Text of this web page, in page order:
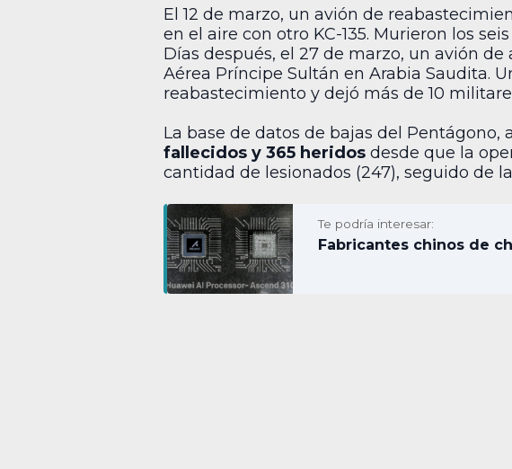
El 12 de marzo, un avión de
en el aire con otro KC-135. Murieron los
Días después, el 27 de marzo, un avión
Aérea Príncipe Sultán en Arabia Saudita.
reabastecimiento y dejó más de 10
La base de datos de bajas del Pentágono,
fallecidos y 365 heridos desde que la
cantidad de lesionados (247), seguido de
Te podría interesar:
Fabricantes chinos de